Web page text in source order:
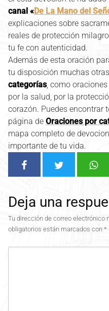
canal «De La Mano del
explicaciones sobre
reales de protección
tu fe con autenticidad.
Además de esta oración
tu disposición muchas otras
categorías, como
por la salud, por la
corazón. Puedes encontrar
página de Oraciones por
mapa completo de
importante de tu vida.
Deja una
Tu dirección de correo electrónico
obligatorios están marcados con *